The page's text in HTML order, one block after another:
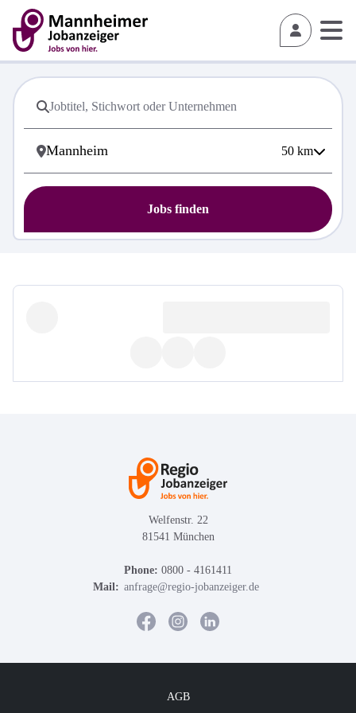
50 km
Jobs finden
Welfenstr. 22
81541 München
Phone: 0800 - 4161411
Mail: anfrage@regio-jobanzeiger.de
AGB